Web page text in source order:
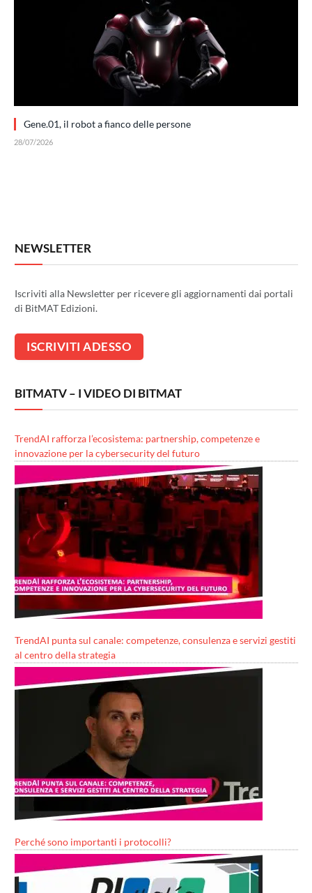
Gene.01, il robot a fianco delle persone
28/07/2026
NEWSLETTER
Iscriviti alla Newsletter per ricevere gli aggiornamenti dai portali
di BitMAT Edizioni.
BITMATV – I VIDEO DI BITMAT
TrendAI rafforza l’ecosistema: partnership, competenze e
innovazione per la cybersecurity del futuro
TrendAI punta sul canale: competenze, consulenza e servizi gestiti
al centro della strategia
Perché sono importanti i protocolli?